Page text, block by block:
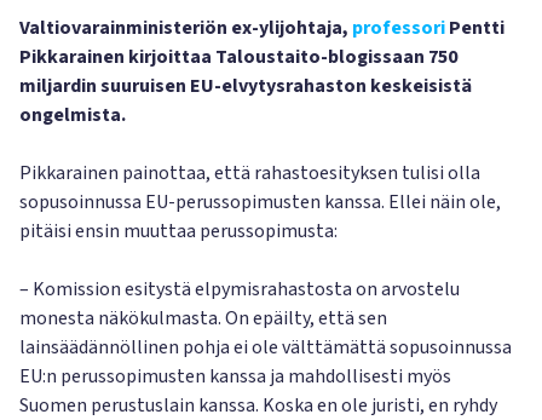
Valtiovarainministeriön ex-ylijohtaja, professoriPentti
Pikkarainen kirjoittaa Taloustaito-blogissaan 750
miljardin suuruisen EU-elvytysrahaston keskeisistä
ongelmista.
Pikkarainen painottaa, että rahastoesityksen tulisi olla
sopusoinnussa EU-perussopimusten kanssa. Ellei näin ole,
pitäisi ensin muuttaa perussopimusta:
– Komission esitystä elpymisrahastosta on arvostelu
monesta näkökulmasta. On epäilty, että sen
lainsäädännöllinen pohja ei ole välttämättä sopusoinnussa
EU:n perussopimusten kanssa ja mahdollisesti myös
Suomen perustuslain kanssa. Koska en ole juristi, en ryhdy